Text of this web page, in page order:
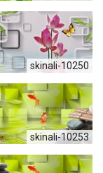
skinali-10250
skinali-10253